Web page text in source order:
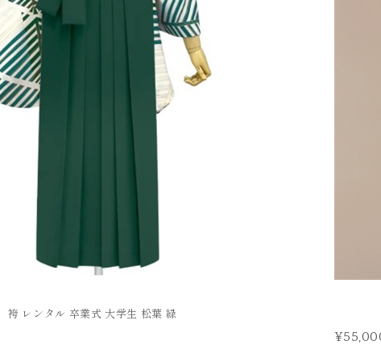
袴 レンタル 卒業式 大学生 松葉 緑